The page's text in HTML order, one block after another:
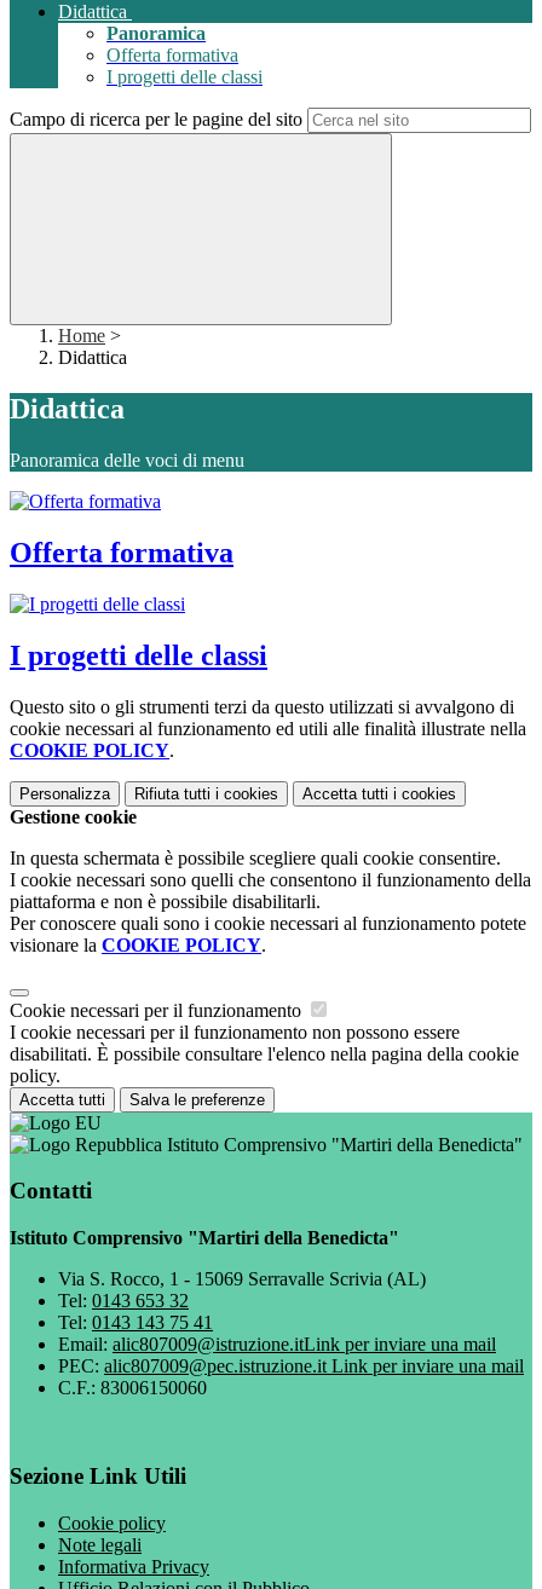
Didattica
Panoramica
Offerta formativa
I progetti delle classi
Campo di ricerca per le pagine del sito
Home >
Didattica
Didattica
Panoramica delle voci di menu
Offerta formativa
I progetti delle classi
Questo sito o gli strumenti terzi da questo utilizzati si avvalgono di
cookie necessari al funzionamento ed utili alle finalità illustrate nella
COOKIE POLICY.
Personalizza Rifiuta tutti i cookies Accetta tutti i cookies
Gestione cookie
In questa schermata è possibile scegliere quali cookie consentire.
I cookie necessari sono quelli che consentono il funzionamento della
piattaforma e non è possibile disabilitarli.
Per conoscere quali sono i cookie necessari al funzionamento potete
visionare la COOKIE POLICY.
Cookie necessari per il funzionamento
I cookie necessari per il funzionamento non possono essere
disabilitati. È possibile consultare l'elenco nella pagina della cookie
policy.
Accetta tutti Salva le preferenze
Istituto Comprensivo "Martiri della Benedicta"
Contatti
Istituto Comprensivo "Martiri della Benedicta"
Via S. Rocco, 1 - 15069 Serravalle Scrivia (AL)
Tel: 0143 653 32
Tel: 0143 143 75 41
Email: alic807009@istruzione.itLink per inviare una mail
PEC: alic807009@pec.istruzione.it Link per inviare una mail
C.F.: 83006150060
Sezione Link Utili
Cookie policy
Note legali
Informativa Privacy